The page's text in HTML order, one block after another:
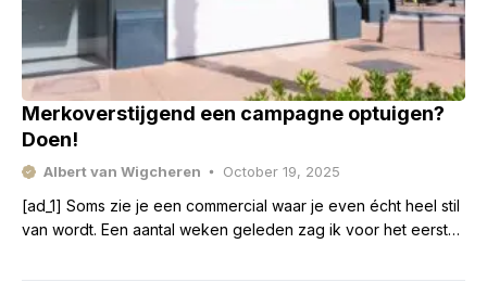
Merkoverstijgend een campagne optuigen?
Doen!
Albert van Wigcheren October 19, 2025
[ad_1] Soms zie je een commercial waar je even écht heel stil
van wordt. Een aantal weken geleden zag ik voor het eerst